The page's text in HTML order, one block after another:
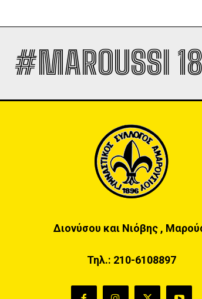
#MAROUSSI
Διονύσου και Νιόβης ,
Τηλ.: 210-6108897